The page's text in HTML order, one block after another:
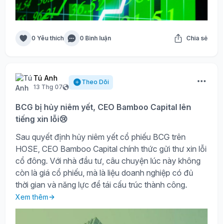
0 Yêu thích 0 Bình luận Chia sẻ
Tú Anh
13 Thg 07
Theo Dõi
BCG bị hủy niêm yết, CEO Bamboo Capital lên
tiếng xin lỗi😢
Sau quyết định hủy niêm yết cổ phiếu BCG trên
HOSE, CEO Bamboo Capital chính thức gửi thư xin lỗi
cổ đông. Với nhà đầu tư, câu chuyện lúc này không
còn là giá cổ phiếu, mà là liệu doanh nghiệp có đủ
thời gian và năng lực để tái cấu trúc thành công.
Xem thêm